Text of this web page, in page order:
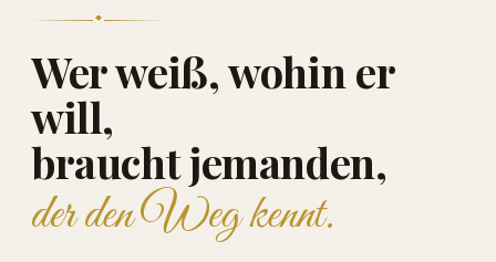
Wer weiß, wohin er
will,
braucht jemanden,
der den Weg kennt.